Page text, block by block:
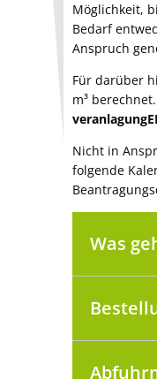
Möglichkeit,
Bedarf
Anspruch
Für darüber
m³
Nicht in
folgende
Was